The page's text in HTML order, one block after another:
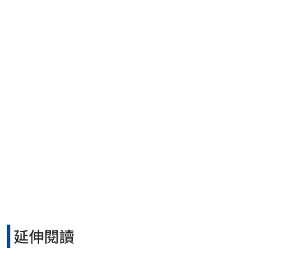
延伸閱讀